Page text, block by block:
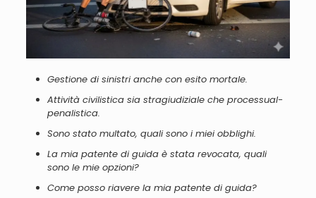
Gestione di sinistri anche con esito mortale.
Attività civilistica siastragiudiziale che processual-
penalistica.
Sono stato multato, quali sono i miei obblighi.
La mia patente di guida è stata revocata, quali
sono le mie opzioni?
Come posso riavere la mia patente di guida?